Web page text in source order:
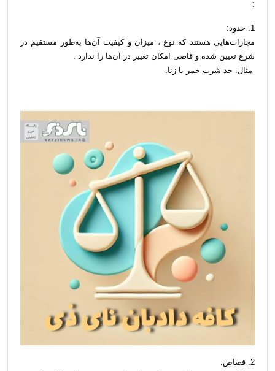
:
1. حدود:
مجازات‌هایی هستند که نوع ، میزان و کیفیت آن‌ها به‌طور مستقیم در
شرع تعیین شده و قاضی امکان تغییر در آن‌ها را ندارد .
مثال: حد شرب خمر یا زنا.
2. قصاص: